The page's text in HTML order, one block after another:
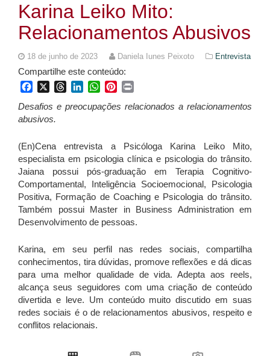
Karina Leiko Mito:
Relacionamentos Abusivos
18 de junho de 2023 Daniela Iunes Peixoto Entrevista
Compartilhe este conteúdo:
FacebookThreadsLinkedInWhatsApp
Pinterest
Desafios e preocupações relacionados a relacionamentos
abusivos.
(En)Cena entrevista a Psicóloga Karina Leiko Mito,
especialista em psicologia clínica e psicologia do trânsito.
Jaiana possui pós-graduação em Terapia Cognitivo-
Comportamental, Inteligência Socioemocional, Psicologia
Positiva, Formação de Coaching e Psicologia do trânsito.
Também possui Master in Business Administration em
Desenvolvimento de pessoas.
Karina, em seu perfil nas redes sociais, compartilha
conhecimentos, tira dúvidas, promove reflexões e dá dicas
para uma melhor qualidade de vida. Adepta aos reels,
alcança seus seguidores com uma criação de conteúdo
divertida e leve. Um conteúdo muito discutido em suas
redes sociais é o de relacionamentos abusivos, respeito e
conflitos relacionais.